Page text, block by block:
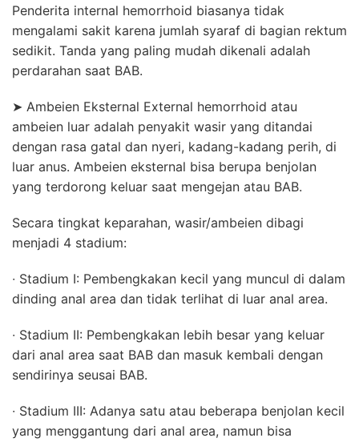
Penderita internal hemorrhoid biasanya tidak
mengalami sakit karena jumlah syaraf di bagian rektum
sedikit. Tanda yang paling mudah dikenali adalah
perdarahan saat BAB.
➤ Ambeien Eksternal External hemorrhoid atau
ambeien luar adalah penyakit wasir yang ditandai
dengan rasa gatal dan nyeri, kadang-kadang perih, di
luar anus. Ambeien eksternal bisa berupa benjolan
yang terdorong keluar saat mengejan atau BAB.
Secara tingkat keparahan, wasir/ambeien dibagi
menjadi 4 stadium:
∙ Stadium I: Pembengkakan kecil yang muncul di dalam
dinding anal area dan tidak terlihat di luar anal area.
∙ Stadium II: Pembengkakan lebih besar yang keluar
dari anal area saat BAB dan masuk kembali dengan
sendirinya seusai BAB.
∙ Stadium III: Adanya satu atau beberapa benjolan kecil
yang menggantung dari anal area, namun bisa